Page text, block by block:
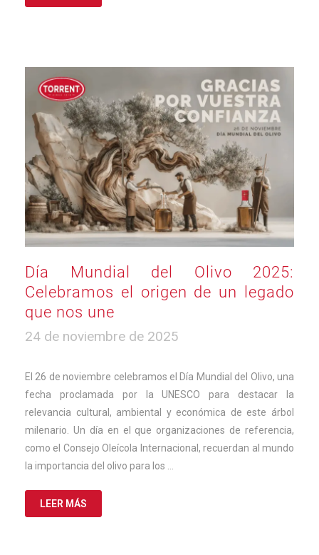
Día Mundial del Olivo 2025:
Celebramos el origen de un legado
que nos une
24 de noviembre de 2025
de
2025
El 26 de noviembre celebramos el Día Mundial del Olivo, una
fecha proclamada por la UNESCO para destacar la
relevancia cultural, ambiental y económica de este árbol
milenario. Un día en el que organizaciones de referencia,
como el Consejo Oleícola Internacional, recuerdan al mundo
la importancia del olivo para los …
LEER MÁS